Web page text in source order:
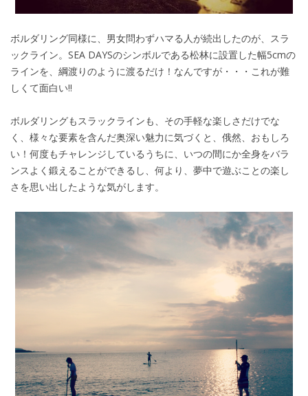
ボルダリング同様に、男女問わずハマる人が続出したのが、スラ
ックライン。SEA DAYSのシンボルである松林に設置した幅5cmの
ラインを、綱渡りのように渡るだけ！なんですが・・・これが難
しくて面白い!!
ボルダリングもスラックラインも、その手軽な楽しさだけでな
く、様々な要素を含んだ奥深い魅力に気づくと、俄然、おもしろ
い！何度もチャレンジしているうちに、いつの間にか全身をバラ
ンスよく鍛えることができるし、何より、夢中で遊ぶことの楽し
さを思い出したような気がします。